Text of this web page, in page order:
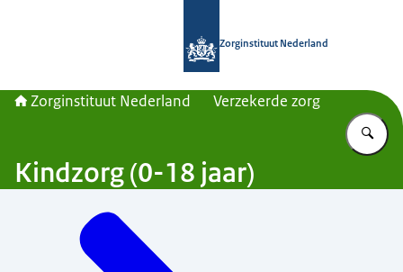
Zorginstituut Nederland
Zorginstituut Nederland Verzekerde zorg
Kindzorg (0-18 jaar)